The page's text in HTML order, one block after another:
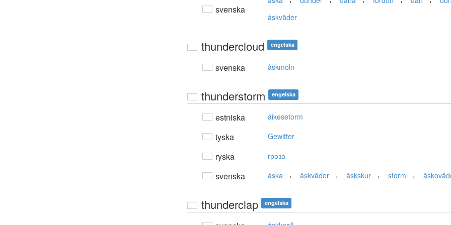
svenska
åskväder
thundercloud engelska
svenska åskmoln
thunderstorm engelska
estniska äikesetorm
tyska Gewitter
ryska гроза
svenska åska , åskväder , åskskur , storm ,
thunderclap engelska